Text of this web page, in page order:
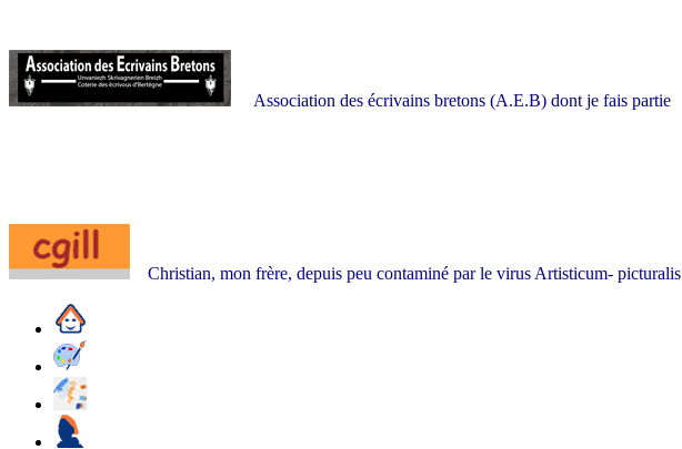
Association des écrivains bretons (A.E.B) dont je fais partie
Christian, mon frère, depuis peu contaminé par le virus Artisticum- picturalis